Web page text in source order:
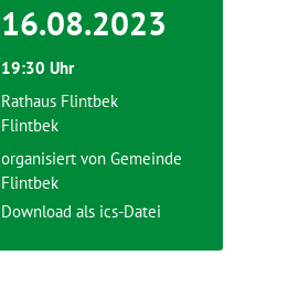
16.08.2023
19:30 Uhr
Rathaus Flintbek
Flintbek
organisiert von Gemeinde
Flintbek
Download als ics-Datei